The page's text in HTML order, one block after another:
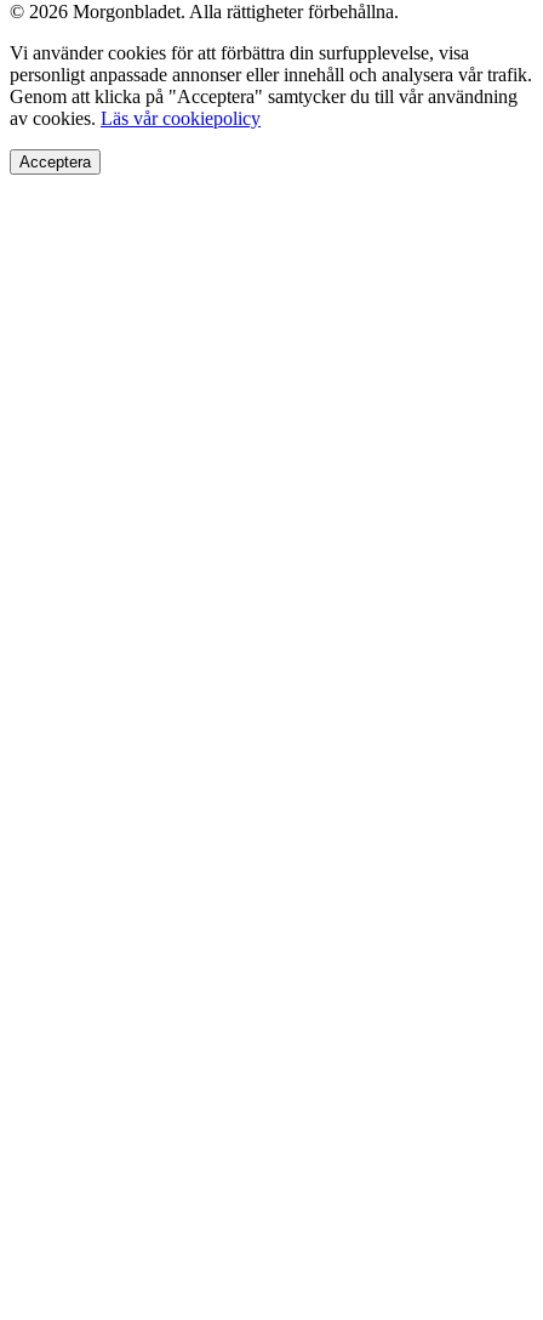
© 2026 Morgonbladet. Alla rättigheter förbehållna.
Vi använder cookies för att förbättra din surfupplevelse, visa
personligt anpassade annonser eller innehåll och analysera vår trafik.
Genom att klicka på "Acceptera" samtycker du till vår användning
av cookies. Läs vår cookiepolicy
Acceptera